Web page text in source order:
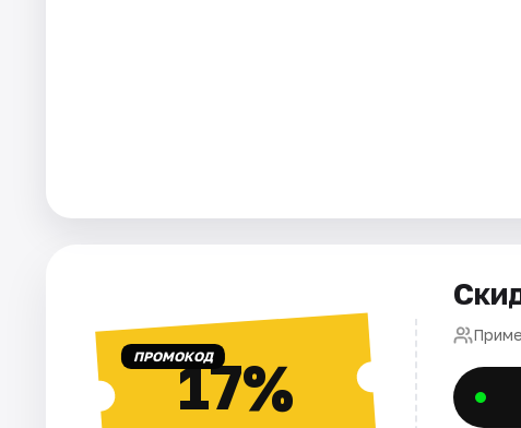
Города
Рейтинги
ПРОМОКОД17%